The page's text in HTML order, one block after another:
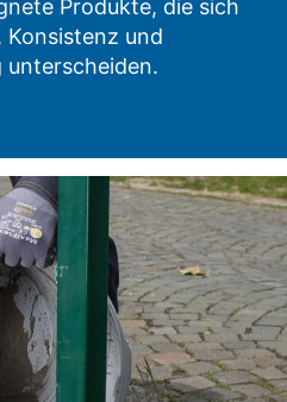
Produkte, die sich
und